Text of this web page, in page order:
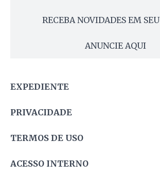
RECEBA NOVIDADES EM
ANUNCIE AQUI
EXPEDIENTE
PRIVACIDADE
TERMOS DE USO
ACESSO INTERNO